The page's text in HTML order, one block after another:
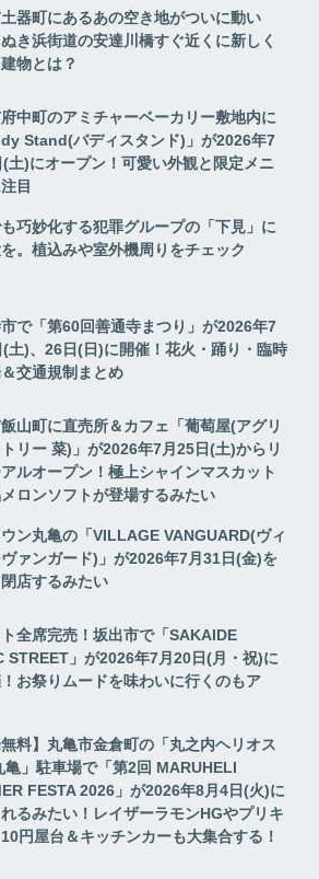
器町にあるあの空き地がついに動い
き浜街道の安達川橋すぐ近くに新しく
物とは？
中町のアミチャーベーカリー敷地内に
Stand(バディスタンド)」が2026年7
(土)にオープン！可愛い外観と限定メニ
目
巧妙化する犯罪グループの「下見」に
。植込みや室外機周りをチェック
で「第60回善通寺まつり」が2026年7
(土)、26日(日)に開催！花火・踊り・臨時
交通規制まとめ
山町に直売所＆カフェ「葡萄屋(アグリ
リー 菜)」が2026年7月25日(土)からリ
ルオープン！極上シャインマスカット
メロンソフトが登場するみたい
ン丸亀の「VILLAGE VANGUARD(ヴィ
ァンガード)」が2026年7月31日(金)を
店するみたい
全席完売！坂出市で「SAKAIDE
STREET」が2026年7月20日(月・祝)に
お祭りムードを味わいに行くのもア
無料】丸亀市金倉町の「丸之内ヘリオス
亀」駐車場で「第2回 MARUHELI
FESTA 2026」が2026年8月4日(火)に
るみたい！レイザーラモンHGやプリキ
円屋台＆キッチンカーも大集合する！